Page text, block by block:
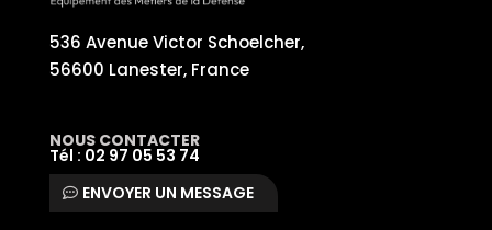
536 Avenue Victor Schoelcher,
56600 Lanester, France
NOUS CONTACTER
Tél : 02 97 05 53 74
ENVOYER UN MESSAGE